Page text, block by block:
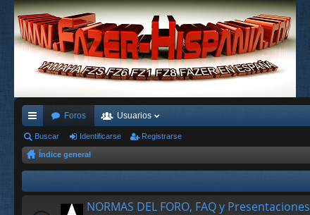
nl
ac
Foros Usuarios
Buscar Identificarse Registrarse
Índice general
NORMAS DEL FORO, FAQ y Presentaciones